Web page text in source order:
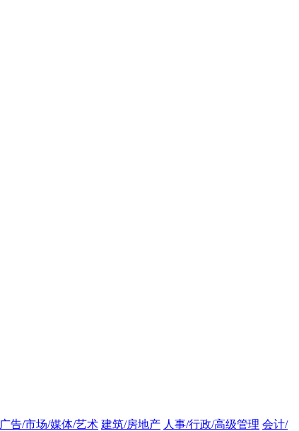
广告/市场/媒体/艺术 建筑/房地产 人事/行政/高级管理 会计/